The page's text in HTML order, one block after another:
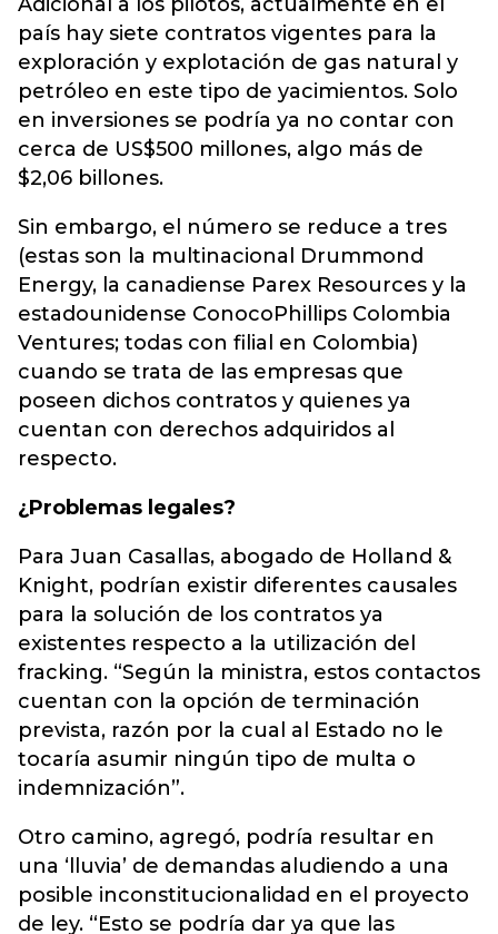
país hay siete contratos vigentes para la
exploración y explotación de gas natural y
petróleo en este tipo de yacimientos. Solo
en inversiones se podría ya no contar con
cerca de US$500 millones, algo más de
$2,06 billones.
Sin embargo, el número se reduce a tres
(estas son la multinacional Drummond
Energy, la canadiense Parex Resources y la
estadounidense ConocoPhillips Colombia
Ventures; todas con filial en Colombia)
cuando se trata de las empresas que
poseen dichos contratos y quienes ya
cuentan con derechos adquiridos al
respecto.
¿Problemas legales?
Para Juan Casallas, abogado de Holland &
Knight, podrían existir diferentes causales
para la solución de los contratos ya
existentes respecto a la utilización del
fracking. “Según la ministra, estos contactos
cuentan con la opción de terminación
prevista, razón por la cual al Estado no le
tocaría asumir ningún tipo de multa o
indemnización”.
Otro camino, agregó, podría resultar en
una ‘lluvia’ de demandas aludiendo a una
posible inconstitucionalidad en el proyecto
de ley. “Esto se podría dar ya que las